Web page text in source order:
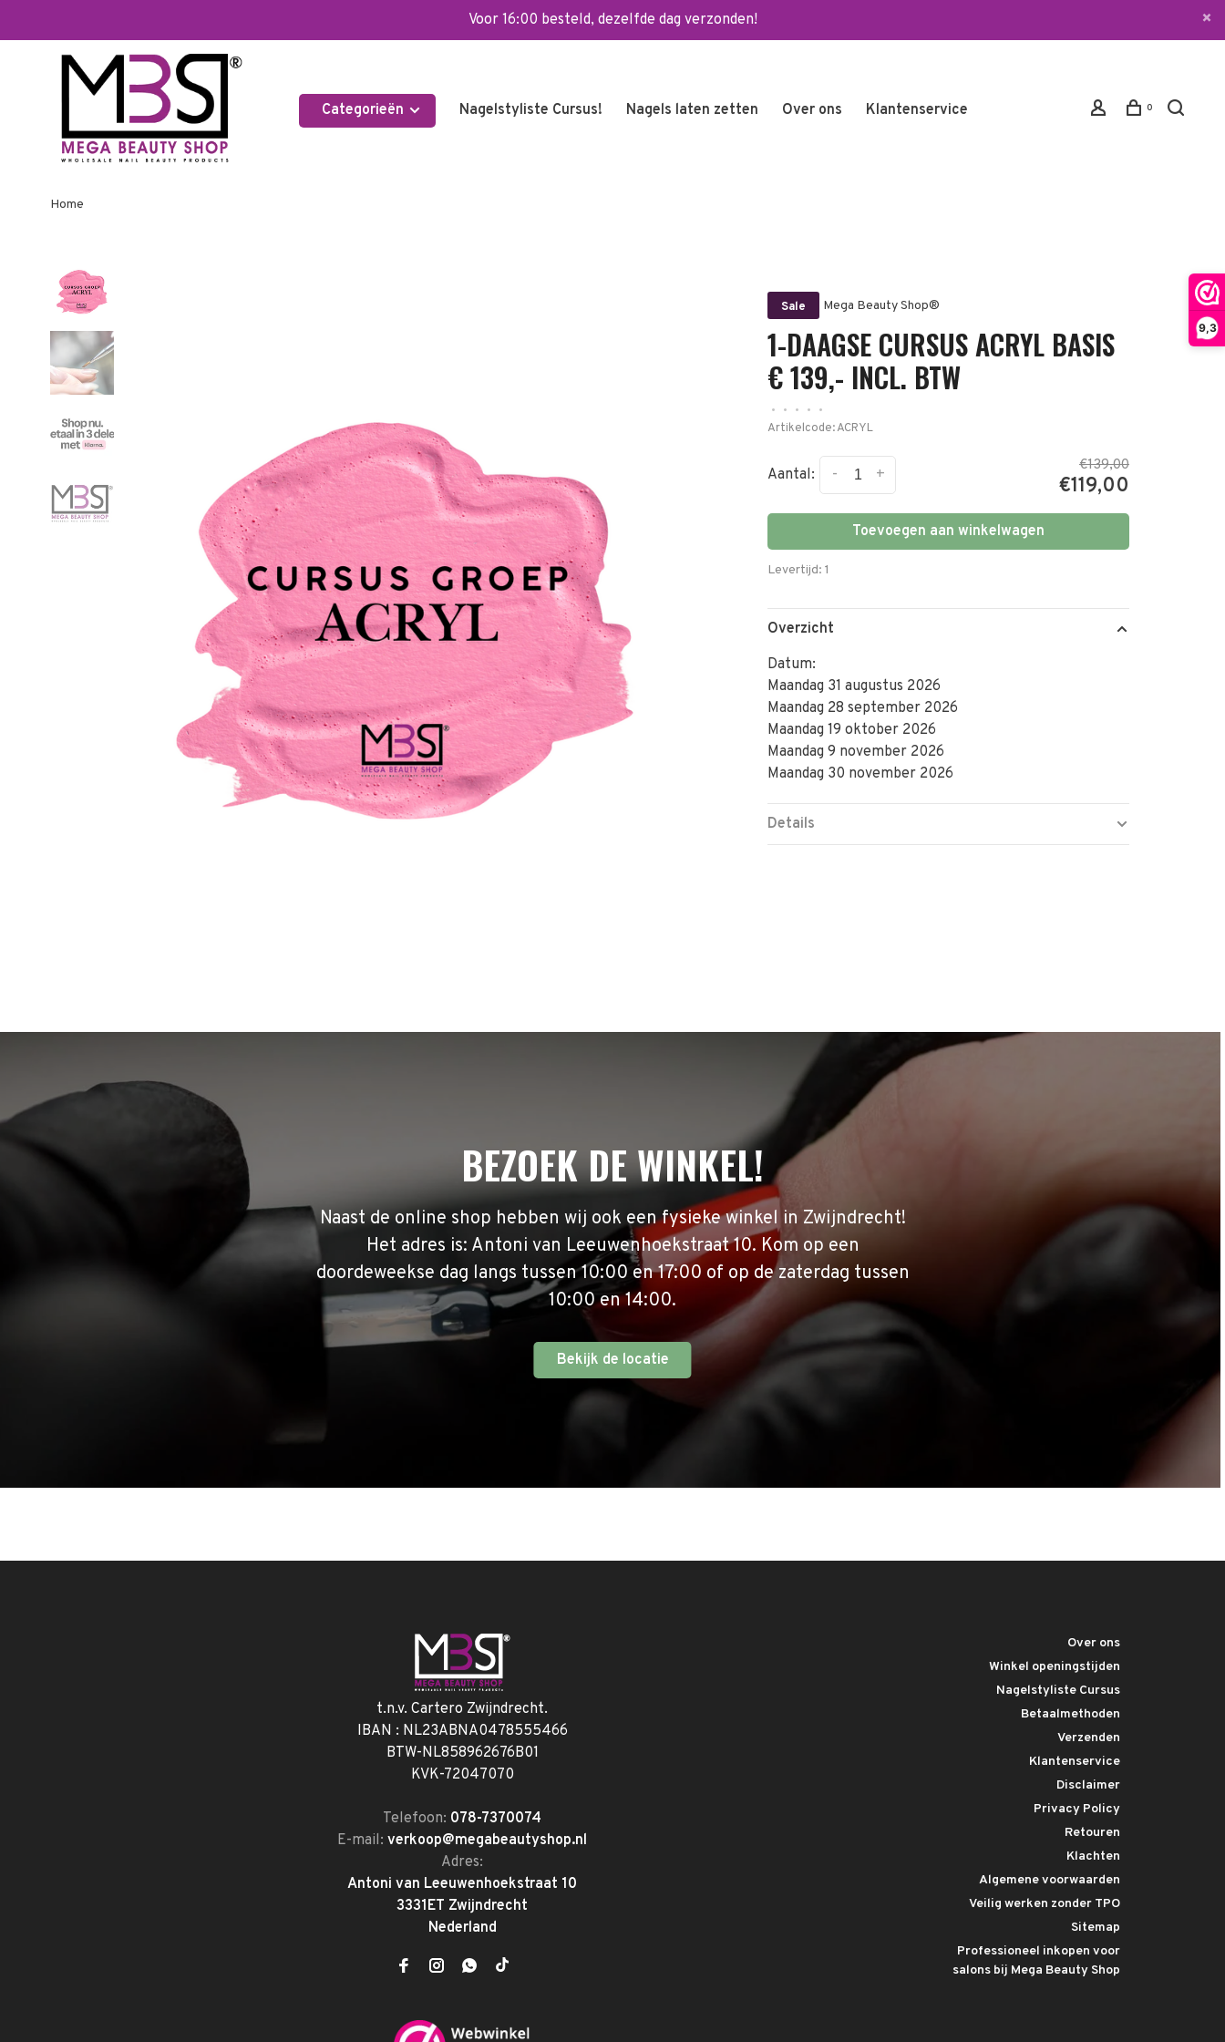
9,3
Voor 16:00 besteld, dezelfde dag verzonden!
Categorieën Nagelstyliste Cursus! Nagels laten zetten Over ons Klantenservice 0
Home
Sale Mega Beauty Shop®
1-DAAGSE CURSUS ACRYL BASIS
€ 139,- INCL. BTW
• • • •
•
Artikelcode:ACRYL
Aantal: +
-
€139,00
€119,00
Toevoegen aan winkelwagen
Levertijd: 1
Overzicht
Datum:
Maandag 31 augustus 2026
Maandag 28 september 2026
Maandag 19 oktober 2026
Maandag 9 november 2026
Maandag 30 november 2026
Details
BEZOEK DE WINKEL!
Naast de online shop hebben wij ook een fysieke winkel in Zwijndrecht!
Het adres is: Antoni van Leeuwenhoekstraat 10. Kom op een
doordeweekse dag langs tussen 10:00 en 17:00 of op de zaterdag tussen
10:00 en 14:00.
Bekijk de locatie
t.n.v. Cartero Zwijndrecht.
IBAN : NL23ABNA0478555466
BTW-NL858962676B01
KVK-72047070
Telefoon: 078-7370074
E-mail:verkoop@megabeautyshop.nl
Adres:
Antoni van Leeuwenhoekstraat 10
3331ET Zwijndrecht
Nederland
Over ons
Winkel openingstijden
Nagelstyliste Cursus
Betaalmethoden
Verzenden
Klantenservice
Disclaimer
Privacy Policy
Retouren
Klachten
Algemene voorwaarden
Veilig werken zonder TPO
Sitemap
Professioneel inkopen voor
salons bij Mega Beauty Shop